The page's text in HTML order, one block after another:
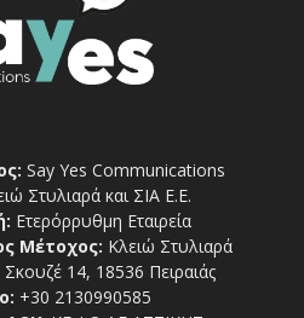
Say Yes Communications
Στυλιαρά και ΣΙΑ Ε.Ε.
Ετερόρρυθμη Εταιρεία
Μέτοχος: Κλειώ Στυλιαρά
Σκουζέ 14, 18536 Πειραιάς
+30 2130990585